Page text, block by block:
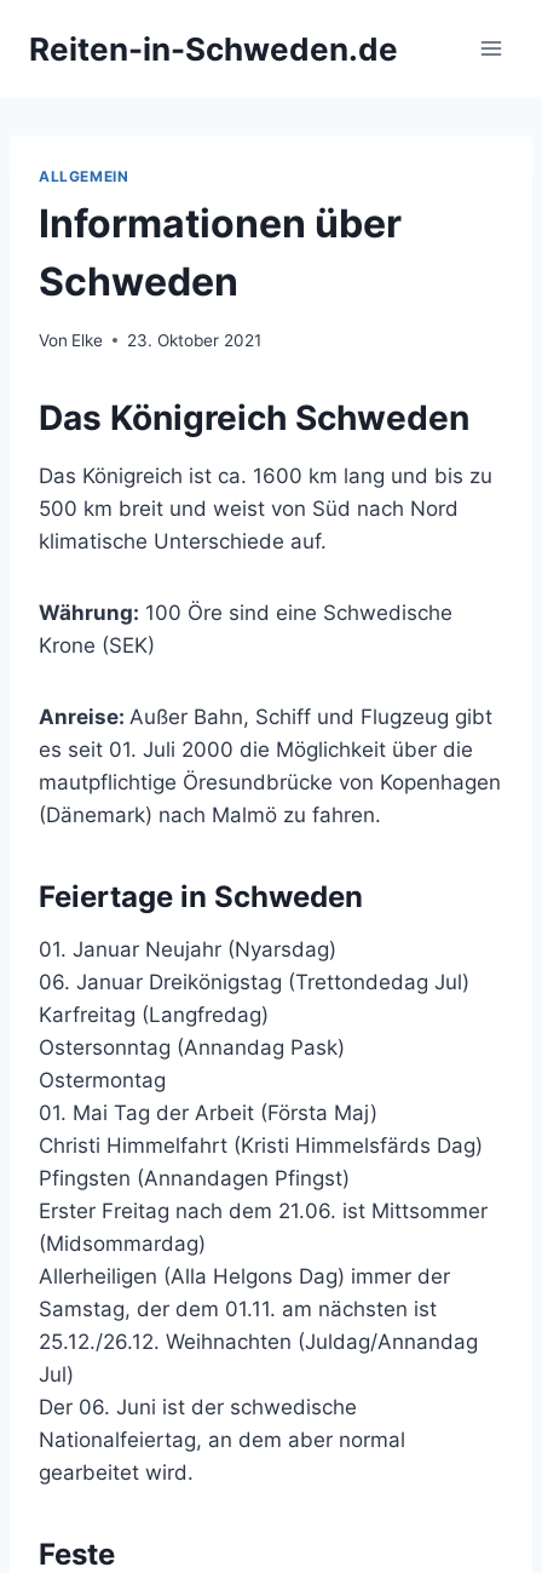
InhaltReiten-in-Schweden.de
ALLGEMEIN
Informationen über
Schweden
Von Elke 23. Oktober 2021
Das Königreich Schweden
Das Königreich ist ca. 1600 km lang und bis zu
500 km breit und weist von Süd nach Nord
klimatische Unterschiede auf.
Währung: 100 Öre sind eine Schwedische
Krone (SEK)
Anreise: Außer Bahn, Schiff und Flugzeug gibt
es seit 01. Juli 2000 die Möglichkeit über die
mautpflichtige Öresundbrücke von Kopenhagen
(Dänemark) nach Malmö zu fahren.
Feiertage in Schweden
01. Januar Neujahr (Nyarsdag)
06. Januar Dreikönigstag (Trettondedag Jul)
Karfreitag (Langfredag)
Ostersonntag (Annandag Pask)
Ostermontag
01. Mai Tag der Arbeit (Första Maj)
Christi Himmelfahrt (Kristi Himmelsfärds Dag)
Pfingsten (Annandagen Pfingst)
Erster Freitag nach dem 21.06. ist Mittsommer
(Midsommardag)
Allerheiligen (Alla Helgons Dag) immer der
Samstag, der dem 01.11. am nächsten ist
25.12./26.12. Weihnachten (Juldag/Annandag
Jul)
Der 06. Juni ist der schwedische
Nationalfeiertag, an dem aber normal
gearbeitet wird.
Feste